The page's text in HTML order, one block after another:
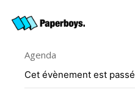
Agenda
Cet évènement est